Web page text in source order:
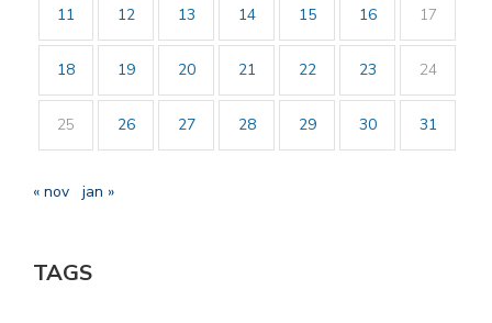
11 12 13 14 15 16 17
18 19 20 21 22 23 24
25 26 27 28 29 30 31
« nov jan »
TAGS